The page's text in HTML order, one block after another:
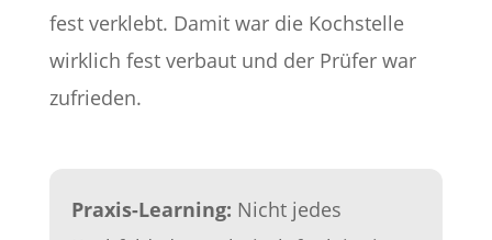
fest verklebt. Damit war die Kochstelle
wirklich fest verbaut und der Prüfer war
zufrieden.
Praxis-Learning: Nicht jedes